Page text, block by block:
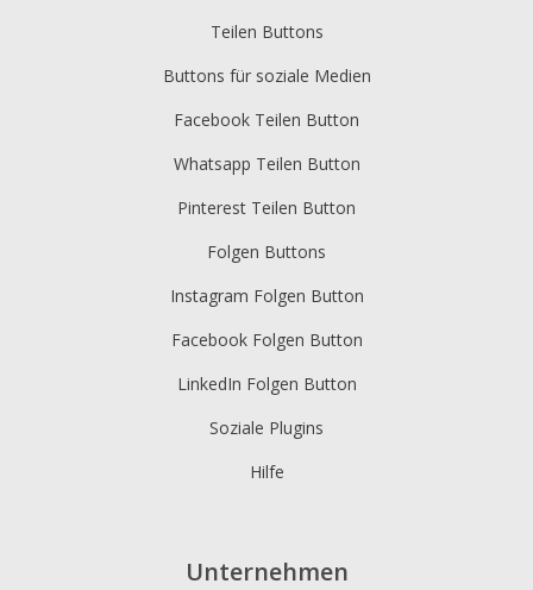
Teilen Buttons
Buttons für soziale Medien
Facebook Teilen Button
Whatsapp Teilen Button
Pinterest Teilen Button
Folgen Buttons
Instagram Folgen Button
Facebook Folgen Button
LinkedIn Folgen Button
Soziale Plugins
Hilfe
Unternehmen